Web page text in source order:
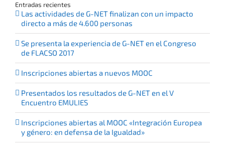
Entradas recientes
Las actividades de G-NET finalizan con un impacto
directo a más de 4.600 personas
Se presenta la experiencia de G-NET en el Congreso
de FLACSO 2017
Inscripciones abiertas a nuevos MOOC
Presentados los resultados de G-NET en el V
Encuentro EMULIES
Inscripciones abiertas al MOOC «Integración Europea
y género: en defensa de la Igualdad»